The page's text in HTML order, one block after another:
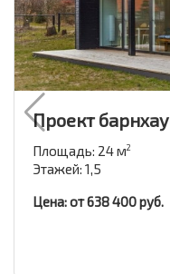
Проект
Площадь: 24 м2
Этажей: 1,5
Цена: от 638 400 руб.